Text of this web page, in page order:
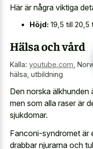
Här är några viktiga
Höjd: 19,5 till 20,5
Hälsa och vård
Källa: youtube.com
hälsa, utbildning
Den norska älkhunden
men som alla raser är
sjukdomar.
Fanconi-syndromet är
drabbar njurarna och